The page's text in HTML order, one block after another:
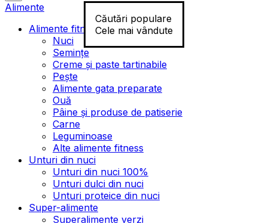
Căutări populare
Cele mai vândute
Alimente
Alimente fitness
Nuci
Semințe
Creme și paste tartinabile
Pește
Alimente gata preparate
Ouă
Pâine și produse de patiserie
Carne
Leguminoase
Alte alimente fitness
Unturi din nuci
Unturi din nuci 100%
Unturi dulci din nuci
Unturi proteice din nuci
Super-alimente
Superalimente verzi